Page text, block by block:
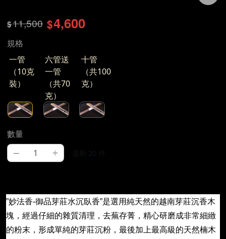
$11,500 $4,600
規格
一管
（10克
裝）
六管送
一管
（共70
克）
十管
（共100
克）
數量
– +
”妙法香-御品芽莊水沉臥香”是選用純天然的越南芽莊沉香木
塊，經過仔細的雜質清理，去蕪存菁，精心研磨成非常細緻
的粉末，形成單純的芽莊沉粉，最後加上最高級的天然楠木